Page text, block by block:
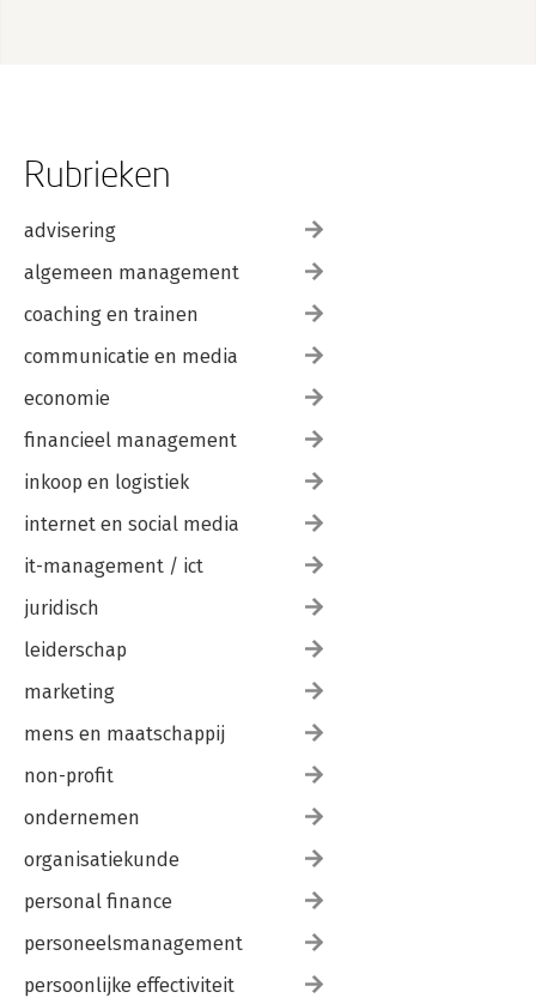
Rubrieken
advisering
algemeen management
coaching en trainen
communicatie en media
economie
financieel management
inkoop en logistiek
internet en social media
it-management / ict
juridisch
leiderschap
marketing
mens en maatschappij
non-profit
ondernemen
organisatiekunde
personal finance
personeelsmanagement
persoonlijke effectiviteit